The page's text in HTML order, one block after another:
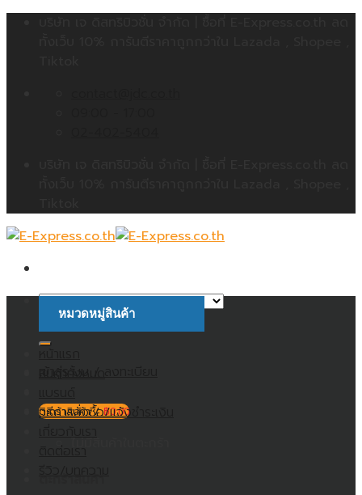
ค้นหา:
ตะกร้าสินค้า /฿0.00
หมวดหมู่สินค้า
วิธีการสั่งซื้อ/แจ้งชำระเงิน
ติดต่อเรา